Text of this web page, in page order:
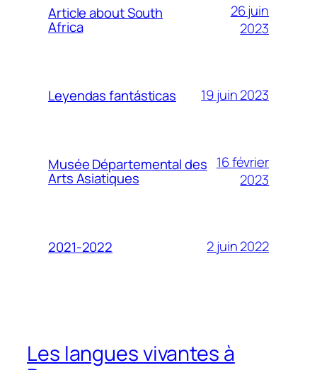
Article about South
Africa
26 juin
2023
Leyendas fantásticas 19 juin 2023
Musée Départemental des
Arts Asiatiques
16 février
2023
2021-2022 2 juin 2022
Les langues vivantes à